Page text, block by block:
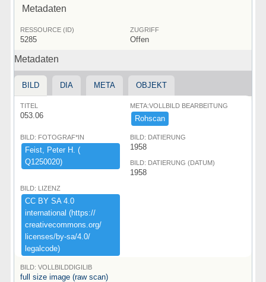
Metadaten
RESSOURCE (ID)
5285
ZUGRIFF
Offen
Metadaten
BILD DIA META OBJEKT
TITEL
053.06
META:VOLLBILD BEARBEITUNG
Rohscan
BILD: FOTOGRAF*IN
Feist,​ ​Peter ​H.​ ​(​
Q1250020)​
BILD: DATIERUNG
1958
BILD: DATIERUNG (DATUM)
1958
BILD: LIZENZ
CC ​BY ​SA ​4.​0 ​
international ​(​https:​/​/​
creativecommons.​org/​
licenses/​by-​sa/​4.​0/​
legalcode)​
BILD: VOLLBILDDIGILIB
full size image (raw scan)